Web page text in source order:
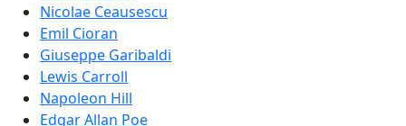
Nicolae Ceausescu
Emil Cioran
Giuseppe Garibaldi
Lewis Carroll
Napoleon Hill
Edgar Allan Poe